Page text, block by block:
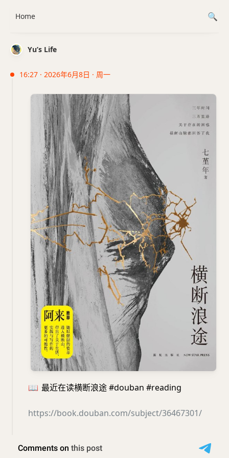
Yu’s Life
16:27 · 2026年6月8日 · 周一
📖 最近在读横断浪途 #douban #reading
https://book.douban.com/subject/36467301/
Home